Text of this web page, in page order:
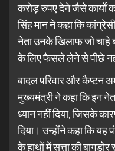
करोड़ रुपए देने जैसे कार्यों
सिंह मान ने कहा कि
नेता उनके खिलाफ जो चाहे
के लिए फैसले लेने से पीछे
बादल परिवार और कैप्टन
मुख्यमंत्री ने कहा कि इन
ध्यान नहीं दिया, जिसके
दिया। उन्होंने कहा कि
के हाथों में सत्ता की